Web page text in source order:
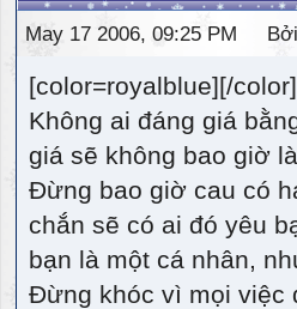
May 17 2006, 09:25 PM
[color=royalblue][/color]
Không ai đáng giá
giá sẽ không bao giờ
Đừng bao giờ cau có
chắn sẽ có ai đó yêu
bạn là một cá nhân,
Đừng khóc vì mọi việc